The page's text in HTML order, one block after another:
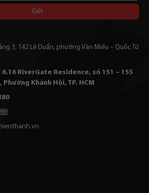
3, 142 Lê Duẩn, phường Văn Miếu – Quốc Tử
6.16 RiverGate Residence, số 151 – 155
Khánh Hội, TP. HCM